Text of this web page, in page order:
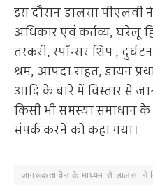
इस दौरान डालसा पीएलवी
अधिकार एवं कर्तव्य, घरेलू
तस्करी, स्पॉन्सर शिप ,
श्रम, आपदा राहत, डायन
आदि के बारे में विस्तार से
किसी भी समस्या समाधान
संपर्क करने को कहा गया।
जागरूकता वैन के माध्यम से डालसा ने